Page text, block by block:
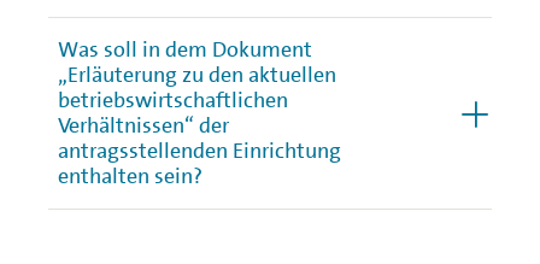
Was soll in dem Dokument
„Erläuterung zu den aktuellen
betriebswirtschaftlichen
Verhältnissen“ der
antragsstellenden Einrichtung
enthalten sein?